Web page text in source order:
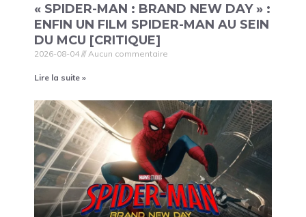
« SPIDER-MAN : BRAND NEW DAY » :
ENFIN UN FILM SPIDER-MAN AU SEIN
DU MCU [CRITIQUE]
2026-08-04 Aucun commentaire
Lire la suite »